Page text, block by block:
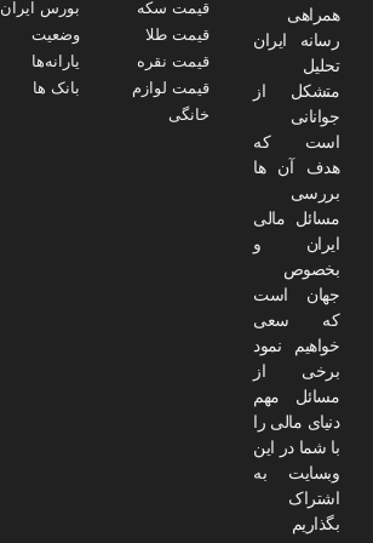
همراهی
رسانه ایران
تحلیل
متشکل از
جوانانی
است که
هدف آن ها
بررسی
مسائل مالی
ایران و
بخصوص
جهان است
که سعی
خواهیم نمود
برخی از
مسائل مهم
دنیای مالی را
با شما در این
وبسایت به
اشتراک
بگذاریم
قیمت سکه
قیمت طلا
قیمت نقره
قیمت لوازم
خانگی
بورس ایران
وضعیت
یارانه‌ها
بانک ها